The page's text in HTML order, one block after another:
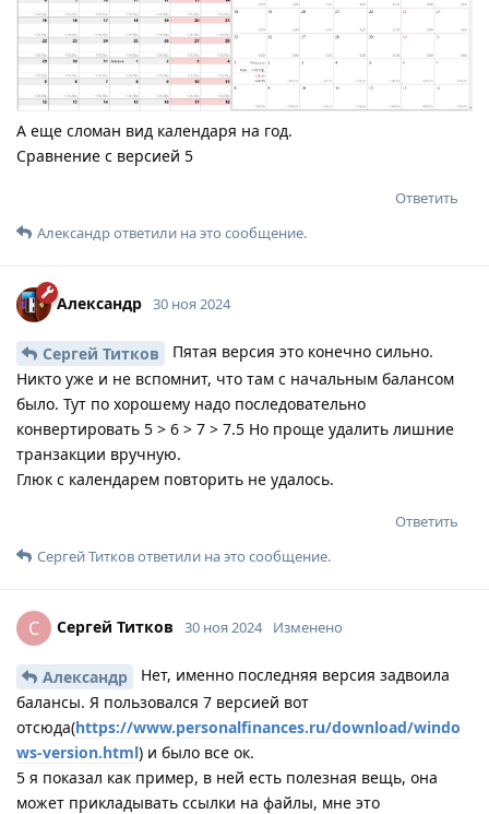
А еще сломан вид календаря на год.
Сравнение с версией 5
Ответить
Александрответили на это сообщение.
Александр 30 ноя 2024
Сергей Титков
Пятая версия это конечно сильно.
Никто уже и не вспомнит, что там с начальным балансом
было. Тут по хорошему надо последовательно
конвертировать 5 > 6 > 7 > 7.5 Но проще удалить лишние
транзакции вручную.
Глюк с календарем повторить не удалось.
Ответить
Сергей Титковответили на это сообщение.
С Сергей Титков 30 ноя 2024 Изменено
Александр
Нет, именно последняя версия задвоила
балансы. Я пользовался 7 версией вот
отсюда(https://www.personalfinances.ru/download/windo
ws-version.html) и было все ок.
5 я показал как пример, в ней есть полезная вещь, она
может прикладывать ссылки на файлы, мне это